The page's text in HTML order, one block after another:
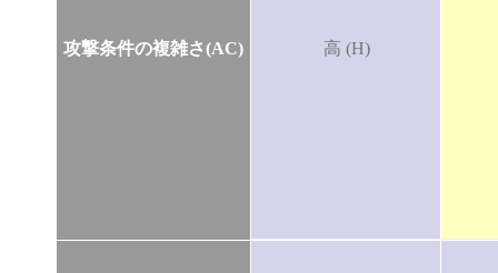
攻撃条件の複雑さ(AC) 高 (H)